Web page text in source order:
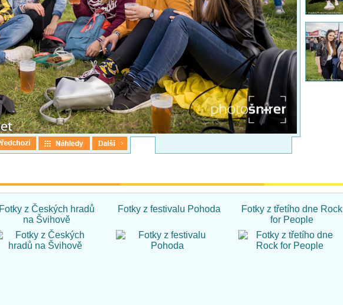
Fotky z Českých hradů
na Švihově
Fotky z festivalu Pohoda
Fotky z třetího dne Rock
for People